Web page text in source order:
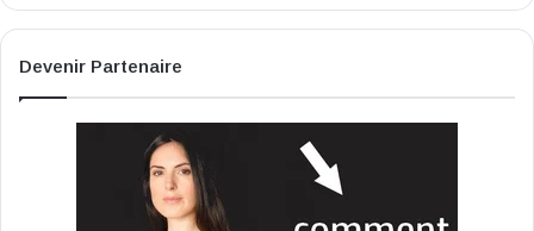
Devenir Partenaire